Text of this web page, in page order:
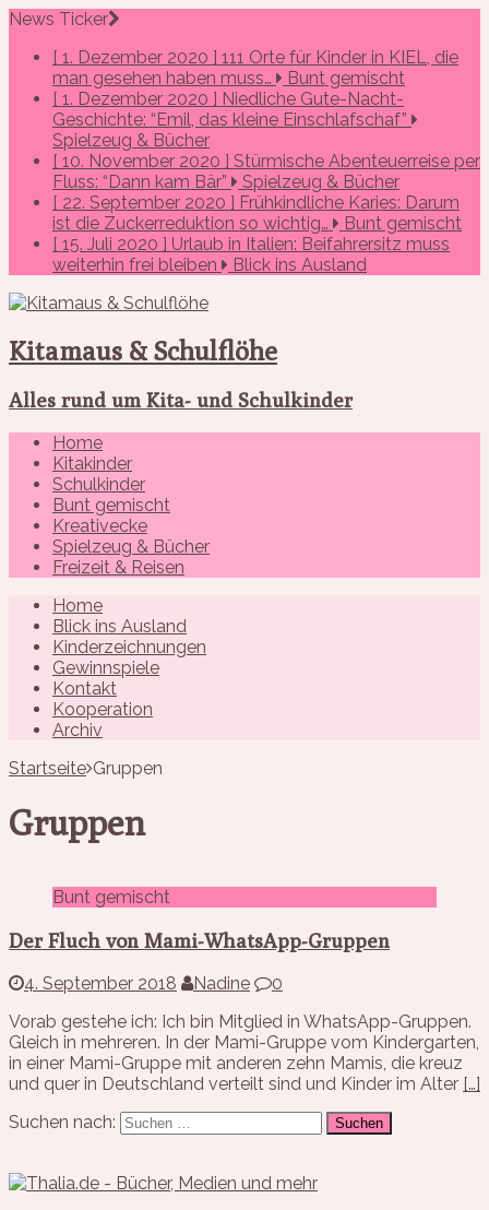
News Ticker
[ 1. Dezember 2020 ] 111 Orte für Kinder in KIEL, die
man gesehen haben muss…
Bunt gemischt
[ 1. Dezember 2020 ] Niedliche Gute-Nacht-
Geschichte: “Emil, das kleine Einschlafschaf”
Spielzeug & Bücher
[ 10. November 2020 ] Stürmische Abenteuerreise per
Fluss: “Dann kam Bär”
Spielzeug & Bücher
[ 22. September 2020 ] Frühkindliche Karies: Darum
ist die Zuckerreduktion so wichtig…
Bunt gemischt
[ 15. Juli 2020 ] Urlaub in Italien: Beifahrersitz muss
weiterhin frei bleiben
Blick ins Ausland
Kitamaus & Schulflöhe
Alles rund um Kita- und Schulkinder
Home
Kitakinder
Schulkinder
Bunt gemischt
Kreativecke
Spielzeug & Bücher
Freizeit & Reisen
Home
Blick ins Ausland
Kinderzeichnungen
Gewinnspiele
Kontakt
Kooperation
Archiv
Startseite Gruppen
Gruppen
Bunt gemischt
Der Fluch von Mami-WhatsApp-Gruppen
4. September 2018 Nadine
0
Vorab gestehe ich: Ich bin Mitglied in WhatsApp-Gruppen.
Gleich in mehreren. In der Mami-Gruppe vom Kindergarten,
in einer Mami-Gruppe mit anderen zehn Mamis, die kreuz
und quer in Deutschland verteilt sind und Kinder im Alter […]
Suchen nach: